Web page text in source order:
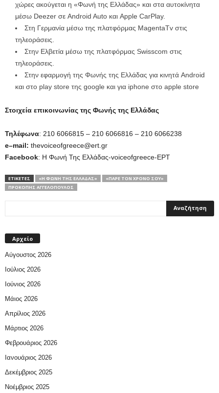
χώρες ακούγεται η «Φωνή της Ελλάδας» και στα αυτοκίνητα
μέσω Deezer σε Android Auto και Apple CarPlay.
Στη Γερμανία μέσω της πλατφόρμας MagentaTv στις
τηλεοράσεις.
Στην Ελβετία μέσω της πλατφόρμας Swisscom στις
τηλεοράσεις.
Στην εφαρμογή της Φωνής της Ελλάδας για κινητά Android
και στο play store της google και για iphone στο apple store
Στοιχεία επικοινωνίας της Φωνής της Ελλάδας
Τηλέφωνα: 210 6066815 – 210 6066816 – 210 6066238
e–mail: thevoiceofgreece@ert.gr
Facebook: Η Φωνή Της Ελλάδας-voiceofgreece-ΕΡΤ
ΕΤΙΚΕΤΕΣ «Η ΦΩΝΉ ΤΗΣ ΕΛΛΆΔΑΣ»
«ΠΆΡΕ ΤΟΝ ΧΡΌΝΟ ΣΟΥ»
ΠΡΟΚΌΠΗΣ ΑΓΓΕΛΌΠΟΥΛΟΣ
Αρχείο
Αύγουστος 2026
Ιούλιος 2026
Ιούνιος 2026
Μάιος 2026
Απρίλιος 2026
Μάρτιος 2026
Φεβρουάριος 2026
Ιανουάριος 2026
Δεκέμβριος 2025
Νοέμβριος 2025